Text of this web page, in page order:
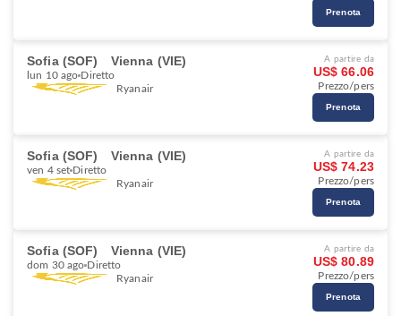
Prenota
Sofia (SOF) Vienna (VIE)
lun 10 ago Diretto
Ryanair
A partire da
US$ 66.06
Prezzo/pers
Prenota
Sofia (SOF) Vienna (VIE)
ven 4 set Diretto
Ryanair
A partire da
US$ 74.23
Prezzo/pers
Prenota
Sofia (SOF) Vienna (VIE)
dom 30 ago Diretto
Ryanair
A partire da
US$ 80.89
Prezzo/pers
Prenota